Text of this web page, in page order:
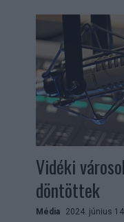
Vidéki
döntöttek
Média 2024. június 14.